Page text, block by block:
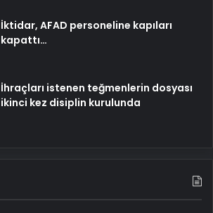
İktidar, AFAD personeline kapıları
kapattı…
İhraçları istenen teğmenlerin dosyası
ikinci kez disiplin kurulunda